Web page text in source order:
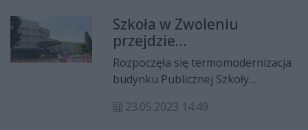
wyjątkowych obchodach 600-lecia
nadania praw miejskich Zwoleniowi,
atrakcjach przygotowanych na
czerwcowy weekend, a także o
najważniejszych inwestycjach
realizowanych w mieście. Włodarz
Szkoła w Zwoleniu
przejdzie
termomodernizację
Rozpoczęła się termomodernizacja
budynku Publicznej Szkoły
Zwoleniu. Obiekt zostanie
23.05.2023 14:49